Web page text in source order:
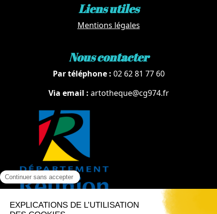
Liens utiles
Mentions légales
Nous contacter
Par téléphone : 02 62 81 77 60
Via email : artotheque@cg974.fr